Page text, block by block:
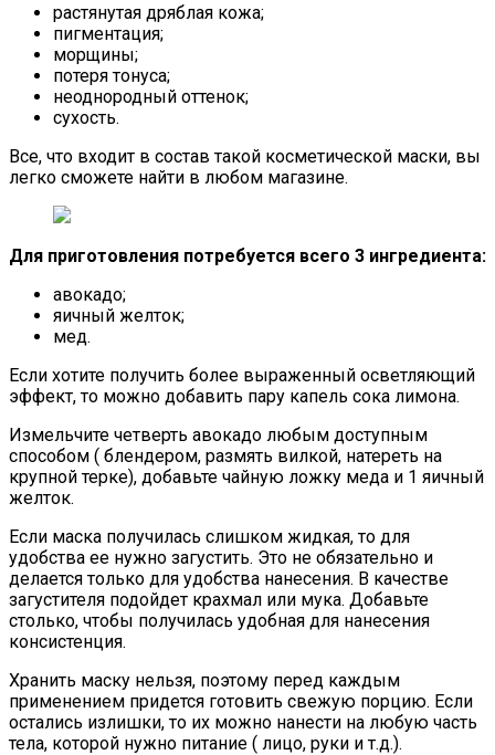
растянутая дряблая кожа;
пигментация;
морщины;
потеря тонуса;
неоднородный оттенок;
сухость.
Все, что входит в состав такой косметической маски, вы
легко сможете найти в любом магазине.
Для приготовления потребуется всего 3 ингредиента:
авокадо;
яичный желток;
мед.
Если хотите получить более выраженный осветляющий
эффект, то можно добавить пару капель сока лимона.
Измельчите четверть авокадо любым доступным
способом ( блендером, размять вилкой, натереть на
крупной терке), добавьте чайную ложку меда и 1 яичный
желток.
Если маска получилась слишком жидкая, то для
удобства ее нужно загустить. Это не обязательно и
делается только для удобства нанесения. В качестве
загустителя подойдет крахмал или мука. Добавьте
столько, чтобы получилась удобная для нанесения
консистенция.
Хранить маску нельзя, поэтому перед каждым
применением придется готовить свежую порцию. Если
остались излишки, то их можно нанести на любую часть
тела, которой нужно питание ( лицо, руки и т.д.).